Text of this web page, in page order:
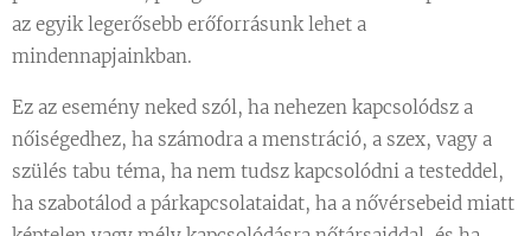
az egyik legerősebb erőforrásunk lehet a
mindennapjainkban.
Ez az esemény neked szól, ha nehezen kapcsolódsz a
nőiségedhez, ha számodra a menstráció, a szex, vagy a
szülés tabu téma, ha nem tudsz kapcsolódni a testeddel,
ha szabotálod a párkapcsolataidat, ha a nővérsebeid miatt